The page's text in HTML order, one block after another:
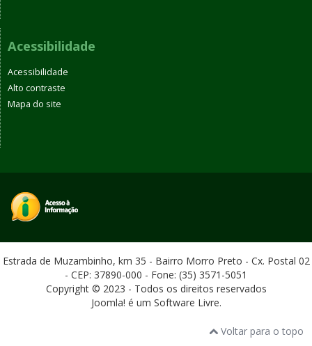
Acessibilidade
Acessibilidade
Alto contraste
Mapa do site
Estrada de Muzambinho, km 35 - Bairro Morro Preto - Cx. Postal 02
- CEP: 37890-000 - Fone: (35) 3571-5051
Copyright © 2023 - Todos os direitos reservados
Joomla! é um Software Livre.
Voltar para o topo